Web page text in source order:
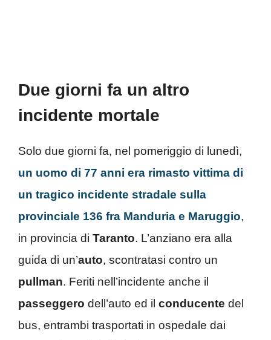
Due giorni fa un altro
incidente mortale
Solo due giorni fa, nel pomeriggio di lunedì,
un uomo di 77 anni era rimasto vittima di
un tragico incidente stradale sulla
provinciale 136 fra Manduria e Maruggio,
in provincia di Taranto. L’anziano era alla
guida di un’auto, scontratasi contro un
pullman. Feriti nell’incidente anche il
passeggero dell’auto ed il conducente del
bus, entrambi trasportati in ospedale dai